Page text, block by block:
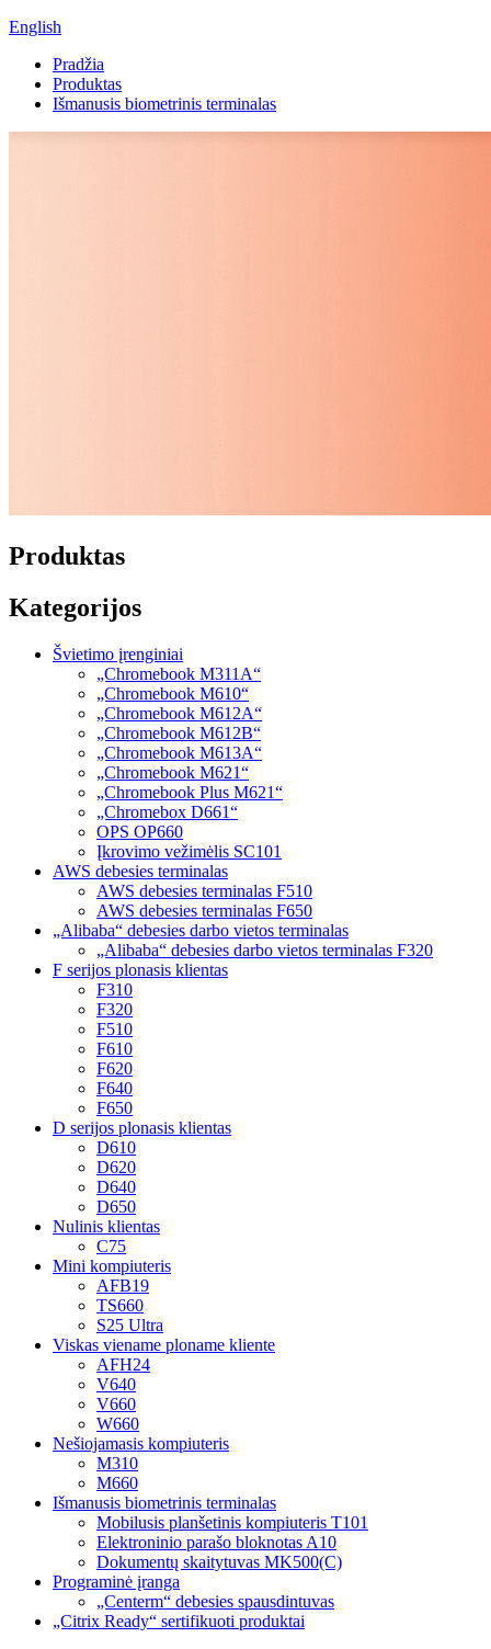
English
Pradžia
Produktas
Išmanusis biometrinis terminalas
Produktas
Kategorijos
Švietimo įrenginiai
„Chromebook M311A“
„Chromebook M610“
„Chromebook M612A“
„Chromebook M612B“
„Chromebook M613A“
„Chromebook M621“
„Chromebook Plus M621“
„Chromebox D661“
OPS OP660
Įkrovimo vežimėlis SC101
AWS debesies terminalas
AWS debesies terminalas F510
AWS debesies terminalas F650
„Alibaba“ debesies darbo vietos terminalas
„Alibaba“ debesies darbo vietos terminalas F320
F serijos plonasis klientas
F310
F320
F510
F610
F620
F640
F650
D serijos plonasis klientas
D610
D620
D640
D650
Nulinis klientas
C75
Mini kompiuteris
AFB19
TS660
S25 Ultra
Viskas viename ploname kliente
AFH24
V640
V660
W660
Nešiojamasis kompiuteris
M310
M660
Išmanusis biometrinis terminalas
Mobilusis planšetinis kompiuteris T101
Elektroninio parašo bloknotas A10
Dokumentų skaitytuvas MK500(C)
Programinė įranga
„Centerm“ debesies spausdintuvas
„Citrix Ready“ sertifikuoti produktai